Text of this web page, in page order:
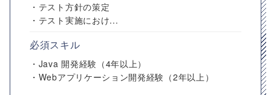
・テスト方針の策定
・テスト実施におけ...
必須スキル
・Java 開発経験（4年以上）
・Webアプリケーション開発経験（2年以上）